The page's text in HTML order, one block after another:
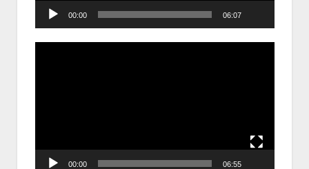
00:00 06:07
00:00 06:55